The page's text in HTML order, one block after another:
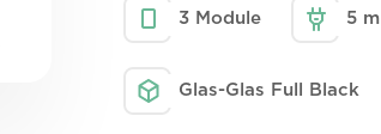
3 Module 5 m
Glas-Glas Full Black